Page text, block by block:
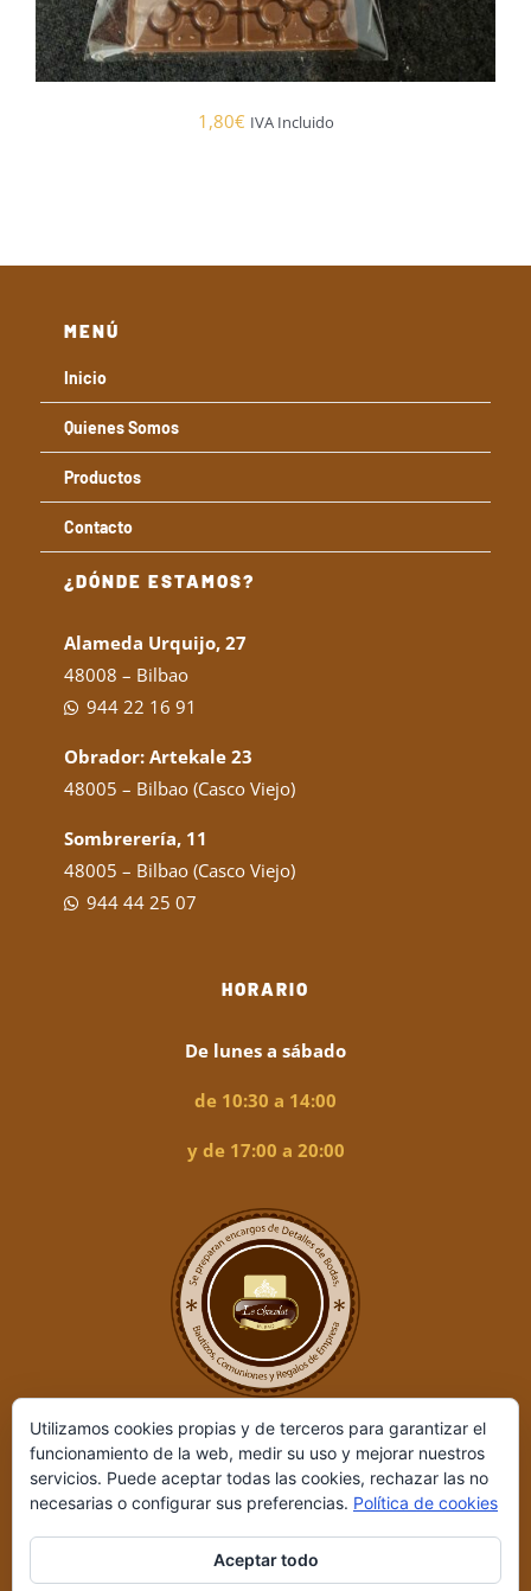
1,80€ IVA Incluido
MENÚ
Inicio
Quienes Somos
Productos
Contacto
¿DÓNDE ESTAMOS?
Alameda Urquijo, 27
48008 – Bilbao
944 22 16 91
Obrador: Artekale 23
48005 – Bilbao (Casco Viejo)
Sombrerería, 11
48005 – Bilbao (Casco Viejo)
944 44 25 07
HORARIO
De lunes a sábado
de 10:30 a 14:00
y de 17:00 a 20:00
Utilizamos cookies propias y de terceros para garantizar el
funcionamiento de la web, medir su uso y mejorar nuestros
servicios. Puede aceptar todas las cookies, rechazar las no
necesarias o configurar sus preferencias. Política de cookies
Aceptar todo